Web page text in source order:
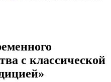
с классической